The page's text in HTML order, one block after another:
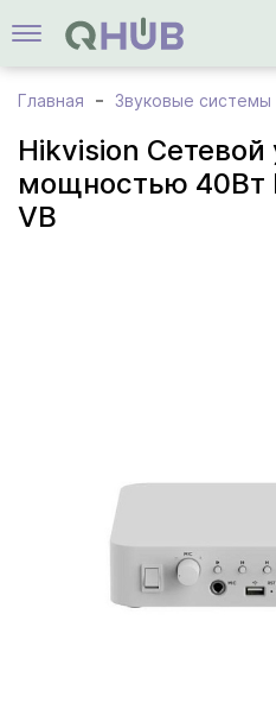
Главная Звуковые
Hikvision Сетевой
мощностью 40Вт
VB